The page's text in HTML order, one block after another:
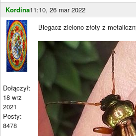
Kordina11:10, 26 mar 2022
Dołączył:
18 wrz
2021
Posty:
8478
Biegacz zielono złoty z